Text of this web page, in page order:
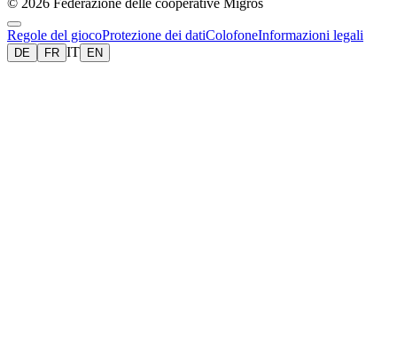
Regole del giocoProtezione dei datiColofoneInformazioni legali
DE FR IT EN